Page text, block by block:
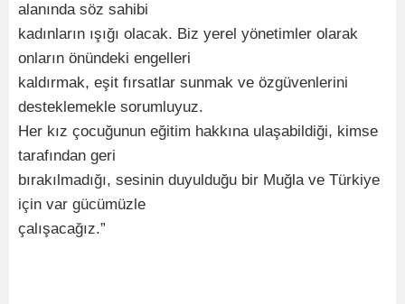
alanında söz sahibi
kadınların ışığı olacak. Biz yerel yönetimler olarak
onların önündeki engelleri
kaldırmak, eşit fırsatlar sunmak ve özgüvenlerini
desteklemekle sorumluyuz.
Her kız çocuğunun eğitim hakkına ulaşabildiği, kimse
tarafından geri
bırakılmadığı, sesinin duyulduğu bir Muğla ve Türkiye
için var gücümüzle
çalışacağız.”